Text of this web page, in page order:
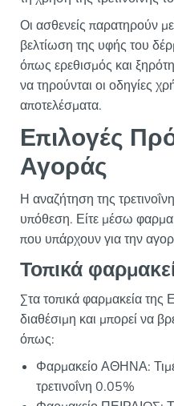
Οι ασθενείς παρατηρούν
βελτίωση της υφής του
όπως ερεθισμός και
να τηρούνται οι οδηγίες
αποτελέσματα.
Επιλογές
Αγοράς
Η αναζήτηση της
υπόθεση. Είτε μέσω
που υπάρχουν για την
Τοπικά
Στα τοπικά φαρμακεία της
διαθέσιμη και μπορεί να
όπως:
Φαρμακείο ΑΘΗΝΑ:
τρετινοΐνη 0.05%